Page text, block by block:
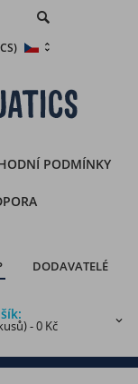
PODMÍNKY
DODAVATELÉ
- 0 Kč